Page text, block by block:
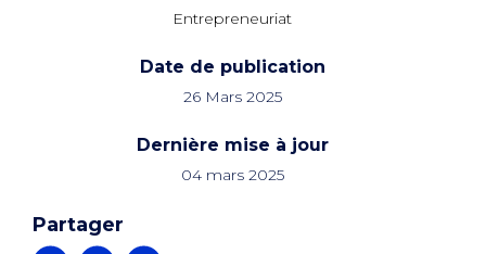
Entrepreneuriat
Date de publication
26 Mars 2025
Dernière mise à jour
04 mars 2025
Partager